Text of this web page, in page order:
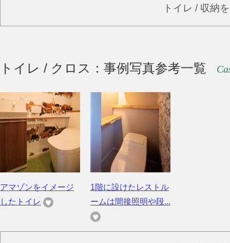
トイレ / 収納
トイレ / クロス：事例写真参考一覧
アマゾンをイメージ
したトイレ
1階に設けたレストル
ームは間接照明や段...